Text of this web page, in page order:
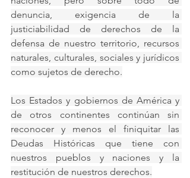
denuncia, exigencia de la
justiciabilidad de derechos de la
defensa de nuestro territorio, recursos
naturales, culturales, sociales y jurídicos
como sujetos de derecho.
Los Estados y gobiernos de América y
de otros continentes continúan sin
reconocer y menos el finiquitar las
Deudas Históricas que tiene con
nuestros pueblos y naciones y la
restitución de nuestros derechos.